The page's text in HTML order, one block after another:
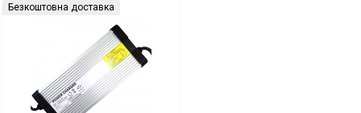
Безкоштовна доставка